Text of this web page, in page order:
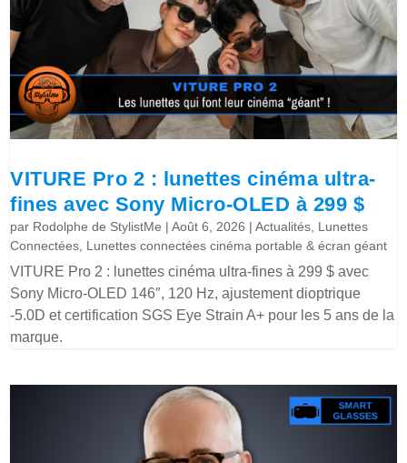
VITURE Pro 2 : lunettes cinéma ultra-
fines avec Sony Micro-OLED à 299 $
par Rodolphe de StylistMe |Août 6, 2026 |Actualités Lunettes
Connectées Lunettes connectées cinéma portable & écran géant
VITURE Pro 2 : lunettes cinéma ultra-fines à 299 $ avec
Sony Micro-OLED 146″, 120 Hz, ajustement dioptrique
-5.0D et certification SGS Eye Strain A+ pour les 5 ans de la
marque.